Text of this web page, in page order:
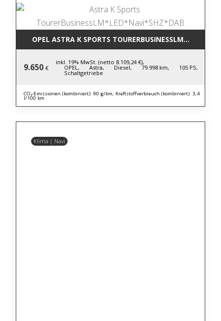
OPEL ASTRA K SPORTS
9.650 €
inkl. 19% MwSt. (netto 8.109,24 €),
OPEL, Astra, Diesel, 79.998 km, 105 PS,
Schaltgetriebe
CO₂-Emissionen (kombiniert): 90 g/km, Kraftstoffverbrauch (kombiniert): 3,4
l/100 km
Klima | Navi